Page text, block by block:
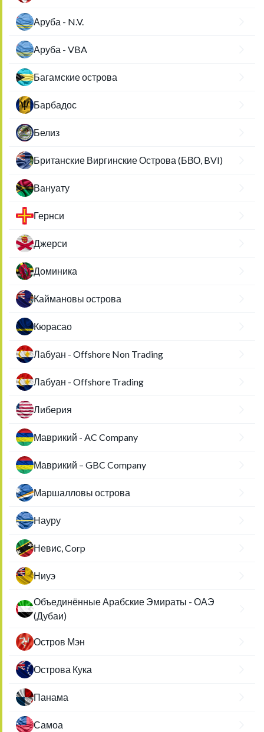
Аруба - N.V.
Аруба - VBA
Багамские острова
Барбадос
Белиз
Британские Виргинские Острова (БВО, BVI)
Вануату
Гернси
Джерси
Доминика
Каймановы острова
Кюрасао
Лабуан - Offshore Non Trading
Лабуан - Offshore Trading
Либерия
Маврикий - AC Company
Маврикий – GBC Company
Маршалловы острова
Науру
Невис, Corp
Ниуэ
Объединённые Арабские Эмираты - ОАЭ
(Дубаи)
Остров Мэн
Острова Кука
Панама
Самоа